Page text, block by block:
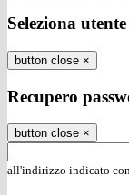
Seleziona utente
button close ×
Recupero
button close ×
all'indirizzo indicato